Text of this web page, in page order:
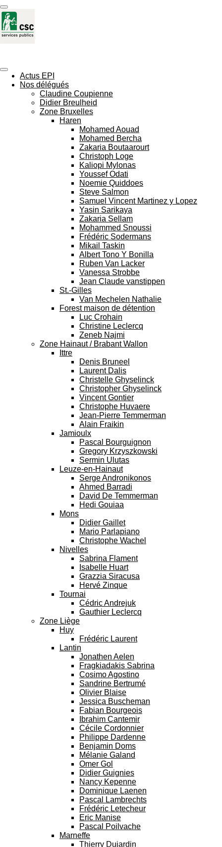
Passer
au
contenu
principal
Actus EPI
Nos délégués
Claudine Coupienne
Didier Breulheid
Zone Bruxelles
Haren
Mohamed Aouad
Mohamed Bercha
Zakaria Boutaarourt
Christoph Loge
Kaliopi Mylonas
Youssef Odati
Noemie Quiddoes
Steve Salmon
Samuel Vincent Martinez y Lopez
Yasin Sarikaya
Zakaria Sellam
Mohammed Snoussi
Frédéric Sodermans
Mikail Taskin
Albert Tono Y Bonilla
Ruben Van Lacker
Vanessa Strobbe
Jean Claude vanstippen
St.-Gilles
Van Mechelen Nathalie
Forest maison de détention
Luc Crohain
Christine Leclercq
Zeneb Najmi
Zone Hainaut / Brabant Wallon
Ittre
Denis Bruneel
Laurent Dalis
Christelle Ghyselinck
Christopher Ghyselinck
Vincent Gontier
Christophe Huvaere
Jean-Pierre Temmerman
Alain Fraikin
Jamioulx
Pascal Bourguignon
Gregory Krzyszkowski
Sermin Ulutas
Leuze-en-Hainaut
Serge Andronikonos
Ahmed Barradi
David De Temmerman
Hedi Gouiaa
Mons
Didier Gaillet
Mario Parlapiano
Christophe Wachel
Nivelles
Sabrina Flament
Isabelle Huart
Grazzia Siracusa
Hervé Zinque
Tournai
Cédric Andrejuk
Gauthier Leclercq
Zone Liège
Huy
Frédéric Laurent
Lantin
Jonathen Aelen
Fragkiadakis Sabrina
Cosimo Agostino
Sandrine Bertrumé
Olivier Blaise
Jessica Buscheman
Fabian Bourgeois
Ibrahim Cantemir
Cécile Cordonnier
Philippe Dardenne
Benjamin Doms
Mélanie Galand
Omer Gol
Didier Guignies
Nancy Kepenne
Dominique Laenen
Pascal Lambrechts
Frédéric Letecheur
Eric Manise
Pascal Poilvache
Marneffe
Thierry Dujardin